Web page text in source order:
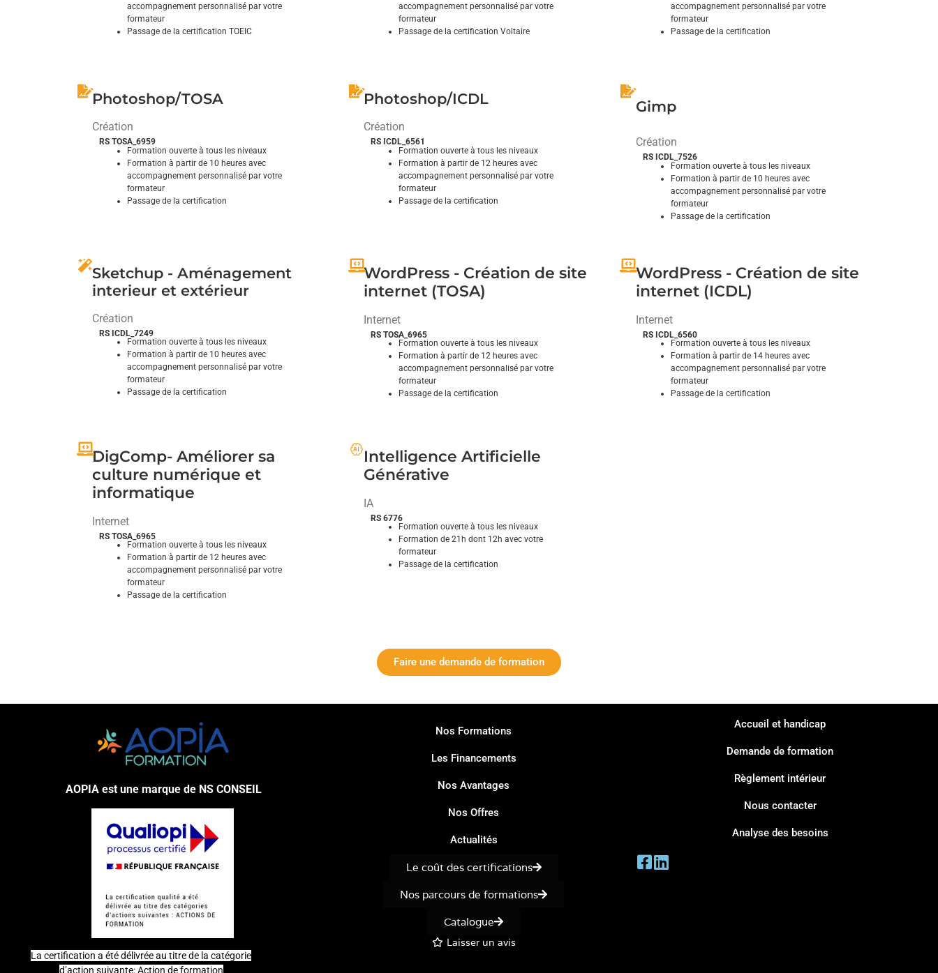
accompagnement personnalisé par votre
formateur
Passage de la certification TOEIC
accompagnement personnalisé par votre
formateur
Passage de la certification Voltaire
accompagnement personnalisé par votre
formateur
Passage de la certification
Photoshop/TOSA
Création
RS TOSA_6959
Formation ouverte à tous les niveaux
Formation à partir de 10 heures avec
accompagnement personnalisé par votre
formateur
Passage de la certification
Photoshop/ICDL
Création
RS ICDL_6561
Formation ouverte à tous les niveaux
Formation à partir de 12 heures avec
accompagnement personnalisé par votre
formateur
Passage de la certification
Gimp
Création
RS ICDL_7526
Formation ouverte à tous les niveaux
Formation à partir de 10 heures avec
accompagnement personnalisé par votre
formateur
Passage de la certification
Sublimez vos images en les retouchant avec un
Sketchup - Aménagement
interieur et extérieur
Création
RS ICDL_7249
Formation ouverte à tous les niveaux
Formation à partir de 10 heures avec
accompagnement personnalisé par votre
formateur
Passage de la certification
WordPress - Création de site
internet (TOSA)
Internet
RS TOSA_6965
Formation ouverte à tous les niveaux
Formation à partir de 12 heures avec
accompagnement personnalisé par votre
formateur
Passage de la certification
WordPress - Création de site
internet (ICDL)
Internet
RS ICDL_6560
Formation ouverte à tous les niveaux
Formation à partir de 14 heures avec
accompagnement personnalisé par votre
formateur
Passage de la certification
DigComp- Améliorer sa
culture numérique et
informatique
Internet
RS TOSA_6965
Formation ouverte à tous les niveaux
Formation à partir de 12 heures avec
accompagnement personnalisé par votre
formateur
Passage de la certification
Intelligence Artificielle
Générative
IA
RS 6776
Formation ouverte à tous les niveaux
Formation de 21h dont 12h avec votre
formateur
Passage de la certification
Faire une demande de formation
AOPIA est une marque de NS CONSEIL
La certification a été délivrée au titre de la catégorie
d’action suivante: Action de formation
Nos Formations
Les Financements
Nos Avantages
Nos Offres
Actualités
Le coût des certifications
Nos parcours de formations
Catalogue
Laisser un avis
Accueil et handicap
Demande de formation
Règlement intérieur
Nous contacter
Analyse des besoins